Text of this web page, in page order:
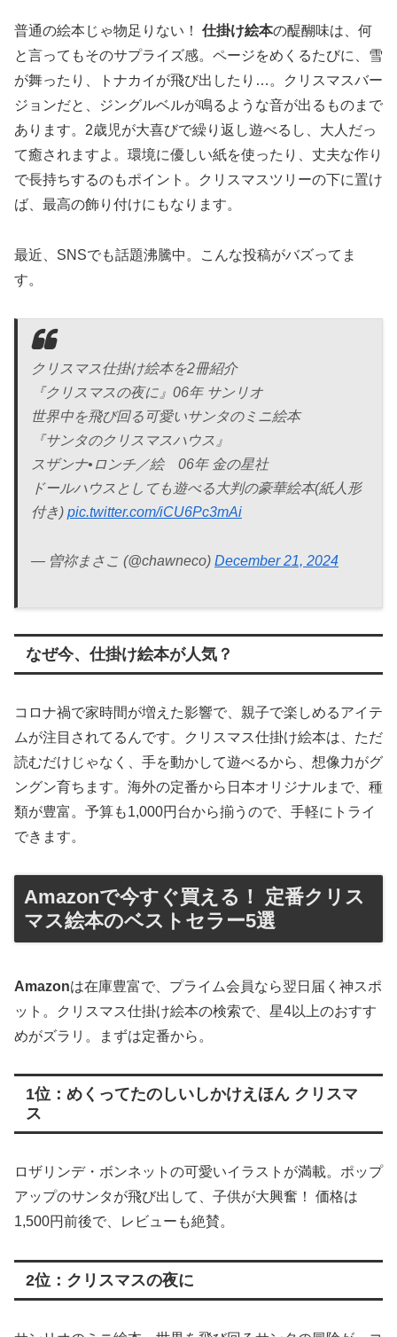
普通の絵本じゃ物足りない！ 仕掛け絵本の醍醐味は、何
と言ってもそのサプライズ感。ページをめくるたびに、雪
が舞ったり、トナカイが飛び出したり…。クリスマスバー
ジョンだと、ジングルベルが鳴るような音が出るものまで
あります。2歳児が大喜びで繰り返し遊べるし、大人だっ
て癒されますよ。環境に優しい紙を使ったり、丈夫な作り
で長持ちするのもポイント。クリスマスツリーの下に置け
ば、最高の飾り付けにもなります。
最近、SNSでも話題沸騰中。こんな投稿がバズってま
す。
クリスマス仕掛け絵本を2冊紹介
『クリスマスの夜に』06年 サンリオ
世界中を飛び回る可愛いサンタのミニ絵本
『サンタのクリスマスハウス』
スザンナ•ロンチ／絵 06年 金の星社
ドールハウスとしても遊べる大判の豪華絵本(紙人形
付き) pic.twitter.com/iCU6Pc3mAi
— 曽祢まさこ (@chawneco) December 21, 2024
なぜ今、仕掛け絵本が人気？
コロナ禍で家時間が増えた影響で、親子で楽しめるアイテ
ムが注目されてるんです。クリスマス仕掛け絵本は、ただ
読むだけじゃなく、手を動かして遊べるから、想像力がグ
ングン育ちます。海外の定番から日本オリジナルまで、種
類が豊富。予算も1,000円台から揃うので、手軽にトライ
できます。
Amazonで今すぐ買える！ 定番クリス
マス絵本のベストセラー5選
Amazonは在庫豊富で、プライム会員なら翌日届く神スポ
ット。クリスマス仕掛け絵本の検索で、星4以上のおすす
めがズラリ。まずは定番から。
1位：めくってたのしいしかけえほん クリスマ
ス
ロザリンデ・ボンネットの可愛いイラストが満載。ポップ
アップのサンタが飛び出して、子供が大興奮！ 価格は
1,500円前後で、レビューも絶賛。
2位：クリスマスの夜に